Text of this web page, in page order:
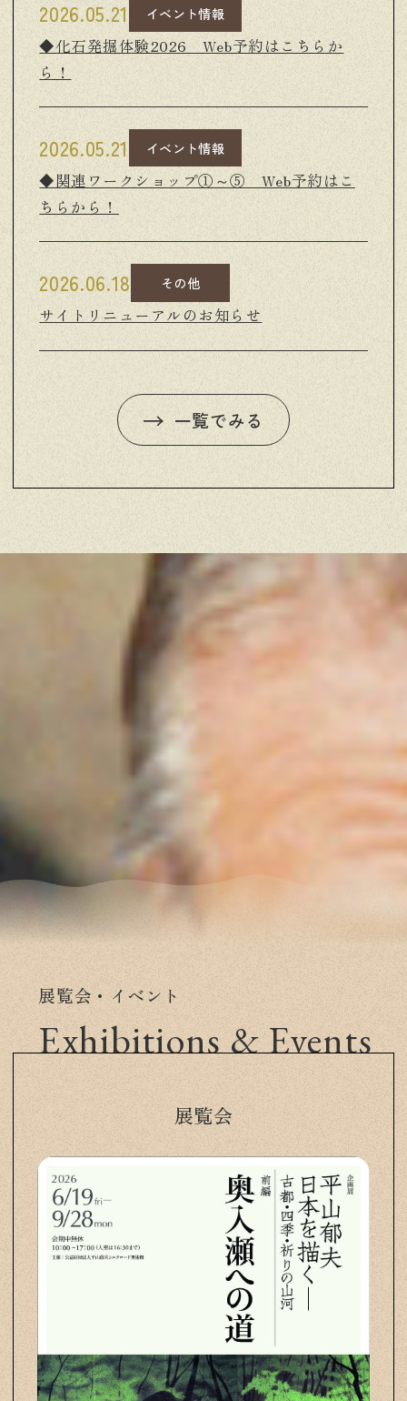
2026.05.21 イベント情報
◆化石発掘体験2026 Web予約はこちらか
ら！
2026.05.21 イベント情報
◆関連ワークショップ①～⑤ Web予約はこ
ちらから！
2026.06.18 その他
サイトリニューアルのお知らせ
一覧でみる
Exhibitions & Events
展覧会・イベント
展覧会